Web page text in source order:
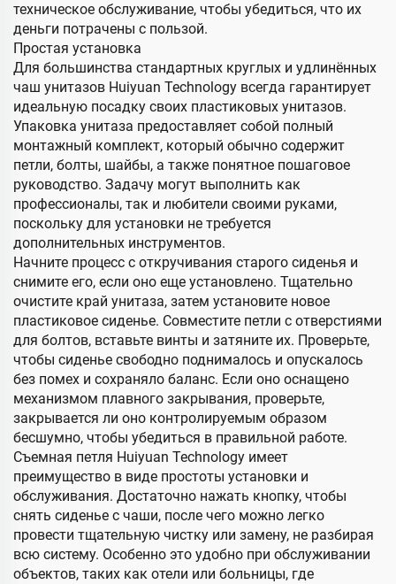
техническое обслуживание, чтобы убедиться, что их
деньги потрачены с пользой.
Простая установка
Для большинства стандартных круглых и удлинённых
чаш унитазов Huiyuan Technology всегда гарантирует
идеальную посадку своих пластиковых унитазов.
Упаковка унитаза предоставляет собой полный
монтажный комплект, который обычно содержит
петли, болты, шайбы, а также понятное пошаговое
руководство. Задачу могут выполнить как
профессионалы, так и любители своими руками,
поскольку для установки не требуется
дополнительных инструментов.
Начните процесс с откручивания старого сиденья и
снимите его, если оно еще установлено. Тщательно
очистите край унитаза, затем установите новое
пластиковое сиденье. Совместите петли с отверстиями
для болтов, вставьте винты и затяните их. Проверьте,
чтобы сиденье свободно поднималось и опускалось
без помех и сохраняло баланс. Если оно оснащено
механизмом плавного закрывания, проверьте,
закрывается ли оно контролируемым образом
бесшумно, чтобы убедиться в правильной работе.
Съемная петля Huiyuan Technology имеет
преимущество в виде простоты установки и
обслуживания. Достаточно нажать кнопку, чтобы
снять сиденье с чаши, после чего можно легко
провести тщательную чистку или замену, не разбирая
всю систему. Особенно это удобно при обслуживании
объектов, таких как отели или больницы, где